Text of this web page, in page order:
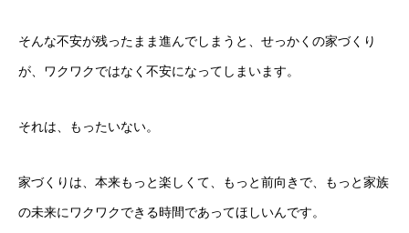
そんな不安が残ったまま進んでしまうと、せっかくの家づくり
が、ワクワクではなく不安になってしまいます。
それは、もったいない。
家づくりは、本来もっと楽しくて、もっと前向きで、もっと家族
の未来にワクワクできる時間であってほしいんです。